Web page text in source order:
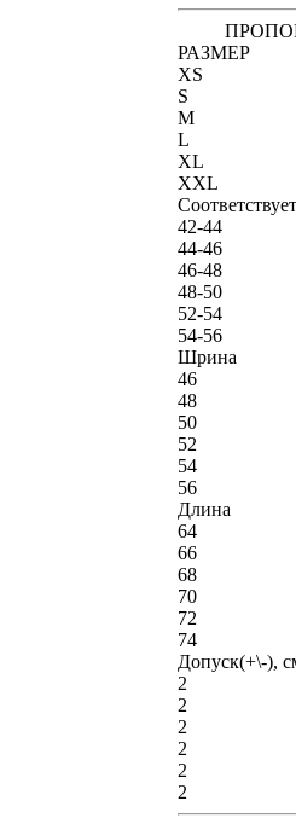
РАЗМЕР
XS
S
M
L
XL
XXL
Соответствует
42-44
44-46
46-48
48-50
52-54
54-56
Шрина
46
48
50
52
54
56
Длина
64
66
68
70
72
74
Допуск(+\-),
2
2
2
2
2
2